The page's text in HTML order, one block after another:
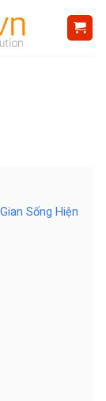
Sống Hiện